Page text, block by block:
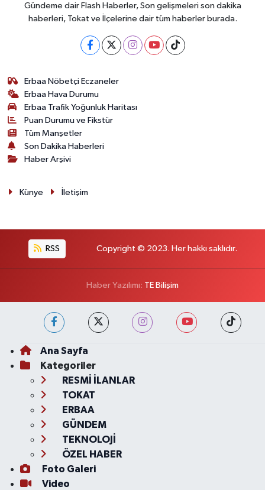
Gündeme dair Flash Haberler, Son gelişmeleri son dakika
haberleri, Tokat ve İlçelerine dair tüm haberler burada.
Erbaa Nöbetçi Eczaneler
Erbaa Hava Durumu
Erbaa Trafik Yoğunluk Haritası
Puan Durumu ve Fikstür
Tüm Manşetler
Son Dakika Haberleri
Haber Arşivi
Künye İletişim
RSS Copyright © 2023. Her hakkı saklıdır.
Haber Yazılımı: TE Bilişim
Ana Sayfa
Kategoriler
RESMİ İLANLAR
TOKAT
ERBAA
GÜNDEM
TEKNOLOJİ
ÖZEL HABER
Foto Galeri
Video